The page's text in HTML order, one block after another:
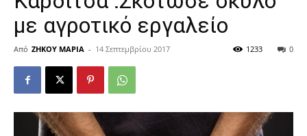
με αγροτικό εργαλείο
Από ΖΗΚΟΥ ΜΑΡΙΑ - 14 Σεπτεμβρίου 2017 0
1233